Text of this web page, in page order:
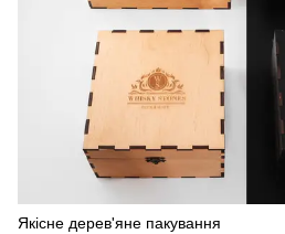
Якісне дерев'яне пакування